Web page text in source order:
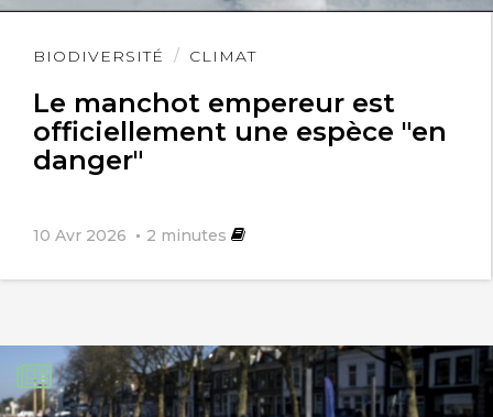
BIODIVERSITÉ CLIMAT
Le manchot empereur est
officiellement une espèce "en
danger"
10 Avr 2026 2 minutes
Lire